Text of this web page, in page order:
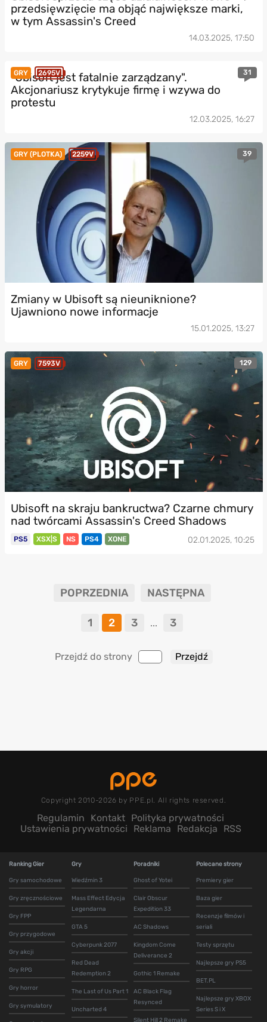
przedsięwzięcie ma objąć największe marki,
w tym Assassin's Creed
14.03.2025, 17:50
GRY 2695V 31
"Ubisoft jest fatalnie zarządzany".
Akcjonariusz krytykuje firmę i wzywa do
protestu
12.03.2025, 16:27
GRY (PLOTKA) 2259V 39
Zmiany w Ubisoft są nieuniknione?
Ujawniono nowe informacje
15.01.2025, 13:27
GRY 7593V 129
Ubisoft na skraju bankructwa? Czarne chmury
nad twórcami Assassin's Creed Shadows
PS5 XSX|S NS PS4 XONE 02.01.2025, 10:25
POPRZEDNIA NASTĘPNA
1 2 3 ... 3
Przejdź do strony
Copyright 2010-2026 by PPE.pl. All rights reserved.
Regulamin Kontakt Polityka prywatności
Ustawienia prywatności
Reklama Redakcja RSS
Ranking Gier
Gry samochodowe
Gry zręcznościowe
Gry FPP
Gry przygodowe
Gry akcji
Gry RPG
Gry horror
Gry symulatory
Gry
Wiedźmin 3
Mass Effect Edycja
Legendarna
GTA 5
Cyberpunk 2077
Red Dead
Redemption 2
The Last of Us Part 1
Uncharted 4
Poradniki
Ghost of Yotei
Clair Obscur
Expedition 33
AC Shadows
Kingdom Come
Deliverance 2
Gothic 1 Remake
AC Black Flag
Resynced
Silent Hill 2 Remake
Polecane strony
Premiery gier
Baza gier
Recenzje filmów i
seriali
Testy sprzętu
Najlepsze gry PS5
BET.PL
Najlepsze gry XBOX
Series S i X